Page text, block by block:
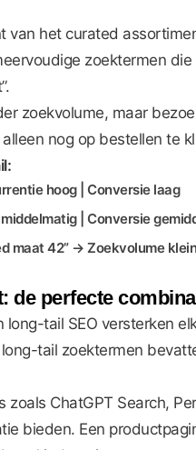
het curated
zoektermen
zoekvolume, maar
nog op bestellen te
hoog | Conversie laag
| Conversie
maat 42” → Zoekvolume
de perfecte
tail SEO versterken
tail zoektermen
zoals ChatGPT Search,
bieden. Een